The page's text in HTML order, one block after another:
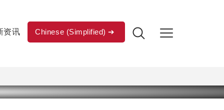
资讯 Chinese (Simplified)